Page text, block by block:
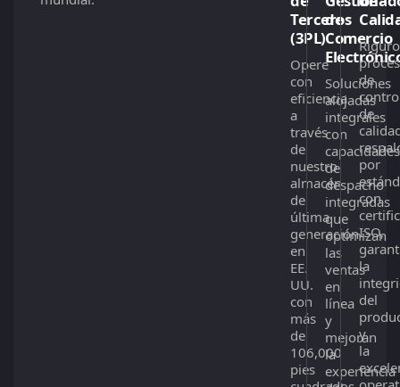
Terceros
(3PL)
Opere
con
eficiencia
a
través
de
nuestro
almacén
de
última
generación
en
EE.
UU.
con
más
de
106,000
pies
de
Comercio
Soluciones
alojadas
integrales
con
capacidades
de
despacho
integradas
que
optimizan
las
ventas
en
línea
y
mejoran
la
experiencia
de
de
por
con
ISO,
la
del
y
la